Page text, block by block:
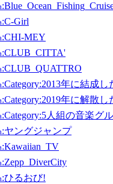
:C-Girl
:CHI-MEY
:CLUB_CITTA'
:CLUB_QUATTRO
:Category:2013年に結成
:Category:2019年に解散
:Category:5人組の音楽グ
:ヤングジャンプ
:Kawaiian_TV
:Zepp_DiverCity
:ひるおび!